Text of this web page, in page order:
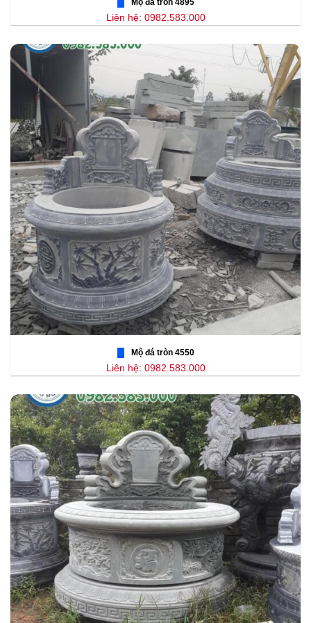
Liên hệ: 0982.583.000
Mộ đá tròn 4550
Liên hệ: 0982.583.000